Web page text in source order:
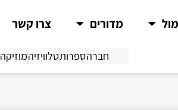
מדורים צרו קשר
חברהספרותטלוויזיהמוזיקה